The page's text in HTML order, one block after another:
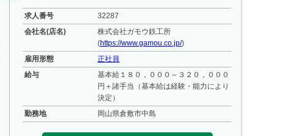
求人番号
32287
会社名(店名)
株式会社ガモウ鉄工所
(https://www.gamou.co.jp/)
雇用形態
正社員
給与
基本給１８０，０００～３２０，０００
円＋諸手当（基本給は経験・能力により
決定）
勤務地
岡山県倉敷市中島